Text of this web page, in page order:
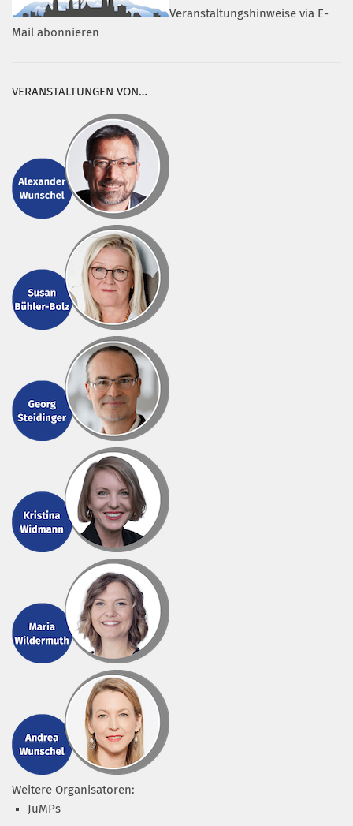
Veranstaltungshinweise via E-
Mail abonnieren
VERANSTALTUNGEN VON…
Weitere Organisatoren:
JuMPs